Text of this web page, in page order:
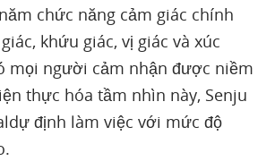
chức năng cảm giác chính
khứu giác, vị giác và xúc
mọi người cảm nhận được niềm
thực hóa tầm nhìn này, Senju
định làm việc với mức độ